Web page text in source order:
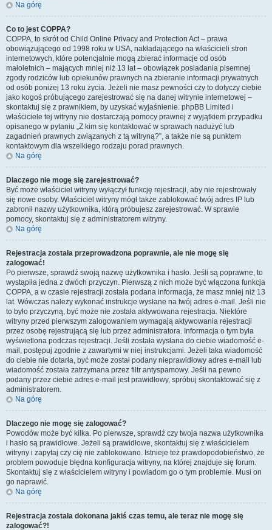
Na górę
Co to jest COPPA?
COPPA, to skrót od Child Online Privacy and Protection Act – prawa
obowiązującego od 1998 roku w USA, nakładającego na właścicieli stron
internetowych, które potencjalnie mogą zbierać informacje od osób
małoletnich – mających mniej niż 13 lat – obowiązek posiadania pisemnej
zgody rodziców lub opiekunów prawnych na zbieranie informacji prywatnych
od osób poniżej 13 roku życia. Jeżeli nie masz pewności czy to dotyczy ciebie
jako kogoś próbującego zarejestrować się na danej witrynie internetowej –
skontaktuj się z prawnikiem, by uzyskać wyjaśnienie. phpBB Limited i
właściciele tej witryny nie dostarczają pomocy prawnej z wyjątkiem przypadku
opisanego w pytaniu „Z kim się kontaktować w sprawach nadużyć lub
zagadnień prawnych związanych z tą witryną?”, a także nie są punktem
kontaktowym dla wszelkiego rodzaju porad prawnych.
Na górę
Dlaczego nie mogę się zarejestrować?
Być może właściciel witryny wyłączył funkcję rejestracji, aby nie rejestrowały
się nowe osoby. Właściciel witryny mógł także zablokować twój adres IP lub
zabronił nazwy użytkownika, którą próbujesz zarejestrować. W sprawie
pomocy, skontaktuj się z administratorem witryny.
Na górę
Rejestracja została przeprowadzona poprawnie, ale nie mogę się
zalogować!
Po pierwsze, sprawdź swoją nazwę użytkownika i hasło. Jeśli są poprawne, to
wystąpiła jedna z dwóch przyczyn. Pierwszą z nich może być włączona funkcja
COPPA, a w czasie rejestracji została podana informacja, że masz mniej niż 13
lat. Wówczas należy wykonać instrukcje wysłane na twój adres e-mail. Jeśli nie
to było przyczyną, być może nie została aktywowana rejestracja. Niektóre
witryny przed pierwszym zalogowaniem wymagają aktywowania rejestracji
przez osobę rejestrującą się lub przez administratora. Informacja o tym była
wyświetlona podczas rejestracji. Jeśli została wysłana do ciebie wiadomość e-
mail, postępuj zgodnie z zawartymi w niej instrukcjami. Jeżeli taka wiadomość
do ciebie nie dotarła, być może został podany nieprawidłowy adres e-mail lub
wiadomość została zatrzymana przez filtr antyspamowy. Jeśli na pewno
podany przez ciebie adres e-mail jest prawidłowy, spróbuj skontaktować się z
administratorem.
Na górę
Dlaczego nie mogę się zalogować?
Powodów może być kilka. Po pierwsze, sprawdź czy twoja nazwa użytkownika
i hasło są prawidłowe. Jeżeli są prawidłowe, skontaktuj się z właścicielem
witryny i zapytaj czy cię nie zablokowano. Istnieje też prawdopodobieństwo, że
problem powoduje błędna konfiguracja witryny, na której znajduje się forum.
Skontaktuj się z właścicielem witryny i powiadom go o tym problemie. Musi on
go naprawić.
Na górę
Rejestracja została dokonana jakiś czas temu, ale teraz nie mogę się
zalogować?!